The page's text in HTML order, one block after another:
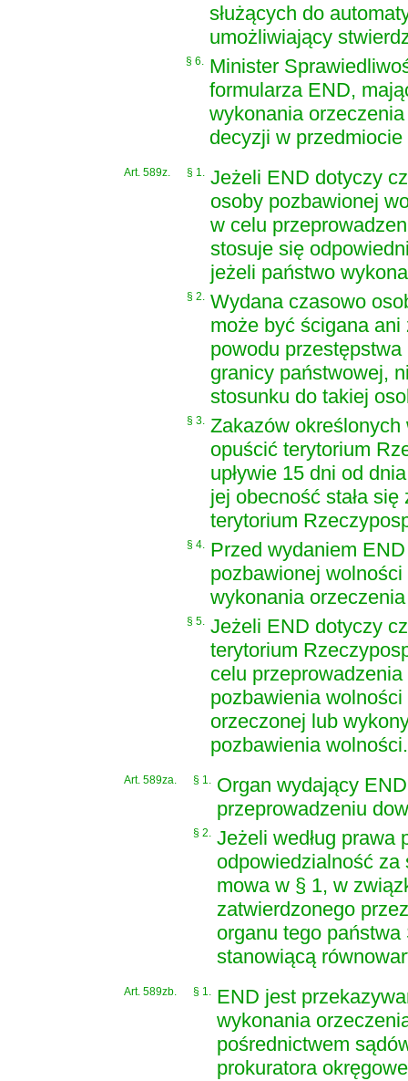
służących do
umożliwiający
§ 6. Minister
formularza END,
wykonania
decyzji w
Art. 589z. § 1. Jeżeli END dotyczy
osoby pozbawionej
w celu
stosuje się
jeżeli państwo
§ 2. Wydana czasowo
może być ścigana
powodu
granicy państwowej,
stosunku do takiej
§ 3. Zakazów
opuścić terytorium
upływie 15 dni od
jej obecność stała
terytorium
§ 4. Przed wydaniem
pozbawionej
wykonania
§ 5. Jeżeli END dotyczy
terytorium
celu
pozbawienia
orzeczonej lub
pozbawienia wolności.
Art. 589za. § 1. Organ wydający
przeprowadzeniu
§ 2. Jeżeli według prawa
odpowiedzialność
mowa w § 1, w
zatwierdzonego
organu tego
stanowiącą
Art. 589zb. § 1. END jest
wykonania
pośrednictwem
prokuratora